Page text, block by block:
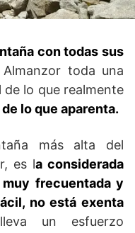
con todas sus
toda una
de lo que realmente
lo que aparenta.
más alta del
es la considerada
muy frecuentada y
no está exenta
un esfuerzo